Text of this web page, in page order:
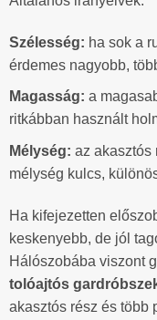
Szélesség: ha sok a
érdemes nagyobb,
Magasság: a
ritkábban használt
Mélység: az akasztós
mélység kulcs,
Ha kifejezetten
keskenyebb, de jól
Hálószobába viszont
tolóajtós
akasztós rész és több